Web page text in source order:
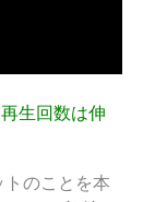
生回数は伸
のことを本